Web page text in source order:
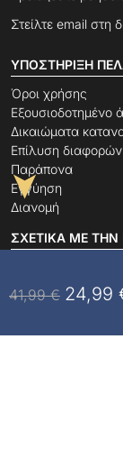
Στείλτε email στη
ΥΠΟΣΤΉΡΙΞΗ
Όροι χρήσης
Εξουσιοδοτημένο
Δικαιώματα
Επίλυση διαφορών
Παράπονα
Εγγύηση
Διανομή
ΣΧΕΤΙΚΆ ΜΕ ΤΗΝ
Τρόποι πληρωμής
41,99€ 24,99
➤